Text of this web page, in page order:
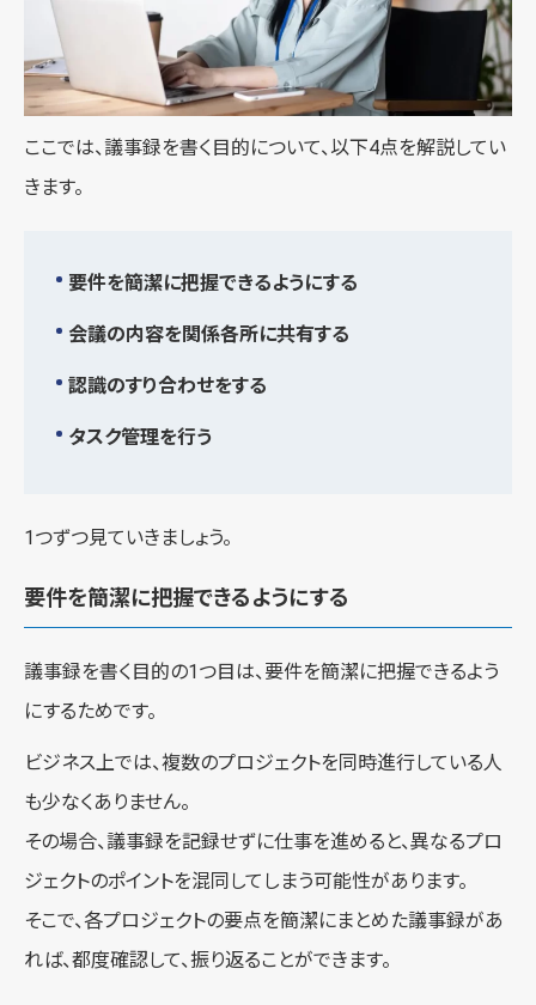
ここでは、議事録を書く目的について、以下4点を解説してい
きます。
要件を簡潔に把握できるようにする
会議の内容を関係各所に共有する
認識のすり合わせをする
タスク管理を行う
1つずつ見ていきましょう。
要件を簡潔に把握できるようにする
議事録を書く目的の1つ目は、要件を簡潔に把握できるよう
にするためです。
ビジネス上では、複数のプロジェクトを同時進行している人
も少なくありません。
その場合、議事録を記録せずに仕事を進めると、異なるプロ
ジェクトのポイントを混同してしまう可能性があります。
そこで、各プロジェクトの要点を簡潔にまとめた議事録があ
れば、都度確認して、振り返ることができます。